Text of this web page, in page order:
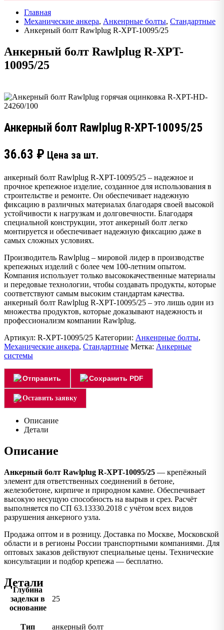
Главная
Механические анкера, Анкенрные болты, Стандартные
Анкерный болт Rawlplug R-XPT-10095/25
Анкерный болт Rawlplug R-XPT-
10095/25
Анкерный болт Rawlplug R-XPT-10095/25
36.63 ₽ Цена за шт.
анкерный болт Rawlplug R-XPT-10095/25 – надежное и
прочное крепежное изделие, созданное для использования в
строительстве и ремонте. Он обеспечивает надежную
фиксацию в различных материалах благодаря своей высокой
устойчивости к нагрузкам и долговечности. Благодаря
специальной конструкции, этот анкерный болт легко
монтируется и обеспечивает надежную фиксацию даже в
самых сложных условиях.
Производитель Rawlplug – мировой лидер в производстве
крепежных изделий с более чем 100-летним опытом.
Компания использует только высококачественные материалы
и передовые технологии, чтобы создавать продукты, которые
соответствуют самым высоким стандартам качества.
анкерный болт Rawlplug R-XPT-10095/25 – это лишь один из
множества продуктов, которые доказывают надежность и
профессионализм компании Rawlplug.
Артикул: R-XPT-10095/25 Категории: Анкенрные болты,
Механические анкера, Стандартные Метка: Анкерные
системы
Отправить Сохранить PDF
Оставить заявку
Описание
Детали
Описание
Анкерный болт Rawlplug R-XPT-10095/25 — крепёжный
элемент для ответственных соединений в бетоне,
железобетоне, кирпиче и природном камне. Обеспечивает
высокую несущую способность на вырыв и срез. Расчёт
выполняется по СП 63.13330.2018 с учётом всех видов
разрушения анкерного узла.
Продажа оптом и в розницу. Доставка по Москве, Московской
области и в регионы России транспортными компаниями. Для
оптовых заказов действуют специальные цены. Технические
консультации и подбор крепежа — бесплатно.
Детали
Глубина
заделки в
основание
25
Тип анкерный болт